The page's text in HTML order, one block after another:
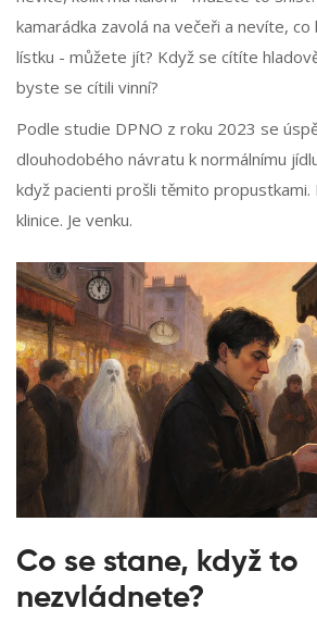
kamarádka zavolá na večeři a nevíte, co
lístku - můžete jít? Když se cítíte
byste se cítili vinní?
Podle studie DPNO z roku 2023 se
dlouhodobého návratu k normálnímu
když pacienti prošli těmito
klinice. Je venku.
Co se stane, když to
nezvládnete?